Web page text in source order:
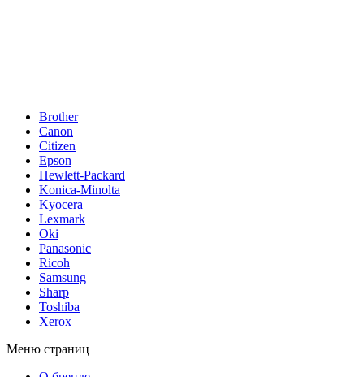
Brother
Canon
Citizen
Epson
Hewlett-Packard
Konica-Minolta
Kyocera
Lexmark
Oki
Panasonic
Ricoh
Samsung
Sharp
Toshiba
Xerox
Меню страниц